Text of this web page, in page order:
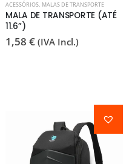
ACESSÓRIOS, MALAS DE TRANSPORTE
MALA DE TRANSPORTE (ATÉ
11.6”)
1,58 € (IVA Incl.)